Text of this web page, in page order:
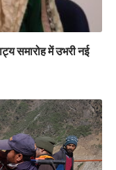
समारोह में उभरी नई